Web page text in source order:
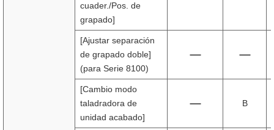
cuader./Pos. de
grapado]
[Ajustar separación
de grapado doble]
(para Serie 8100)
[Cambio modo
taladradora de
unidad acabado]
B